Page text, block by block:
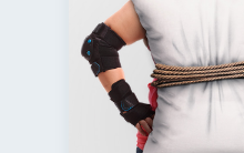
Inversiones
Finanzas
Finanzas en Pareja
Educación